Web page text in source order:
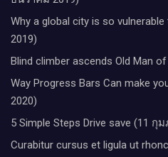
Why a global city is so
2019)
Blind climber ascends Old Man
Way Progress Bars Can make
2020)
5 Simple Steps Drive save (11 กุ
Curabitur cursus et ligula ut